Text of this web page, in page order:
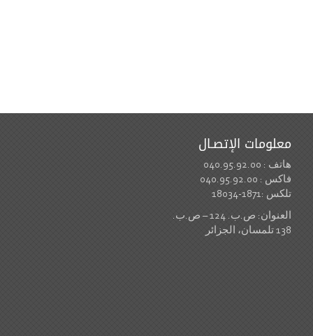
معلومات الإتصـال
هاتف : 040.95.92.00
فاكس : 040.95.92.00
تلكس :1871-18034
العنوان: ص.ب. 124 – ص.ب.
138 تلمسان، الجزائر